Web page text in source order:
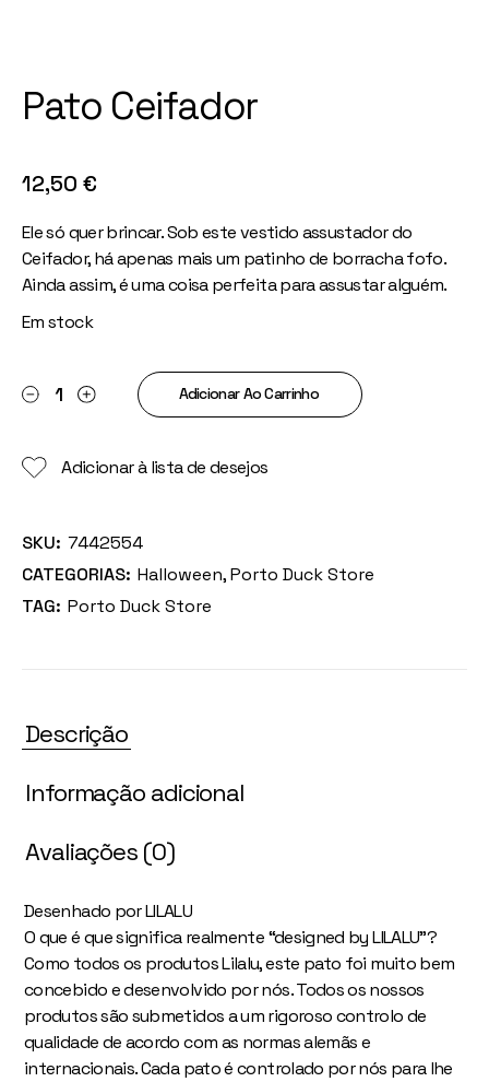
Pato Ceifador
12,50 €
Ele só quer brincar. Sob este vestido assustador do
Ceifador, há apenas mais um patinho de borracha fofo.
Ainda assim, é uma coisa perfeita para assustar alguém.
Em stock
Pato Ceifador quantityAdicionar Ao Carrinho
Adicionar à lista de desejos
SKU: 7442554
CATEGORIAS: Halloween,Porto Duck Store
TAG: Porto Duck Store
Descrição
Informação adicional
Avaliações (0)
Desenhado por LILALU
O que é que significa realmente “designed by LILALU”?
Como todos os produtos Lilalu, este pato foi muito bem
concebido e desenvolvido por nós. Todos os nossos
produtos são submetidos a um rigoroso controlo de
qualidade de acordo com as normas alemãs e
internacionais. Cada pato é controlado por nós para lhe